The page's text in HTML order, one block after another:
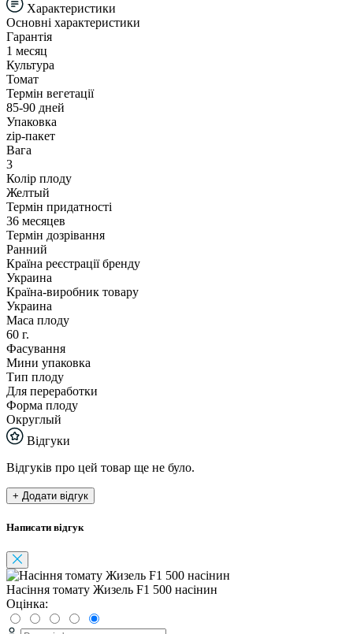
Характеристики
Основні характеристики
Гарантія
1 месяц
Культура
Томат
Термін вегетації
85-90 дней
Упаковка
zip-пакет
Вага
3
Колір плоду
Желтый
Термін придатності
36 месяцев
Термін дозрівання
Ранний
Країна реєстрації бренду
Украина
Країна-виробник товару
Украина
Маса плоду
60 г.
Фасування
Мини упаковка
Тип плоду
Для переработки
Форма плоду
Округлый
Відгуки
Відгуків про цей товар ще не було.
+ Додати відгук
Написати відгук
Насіння томату Жизель F1 500 насінин
Оцінка: